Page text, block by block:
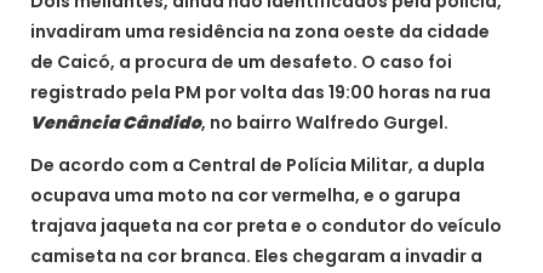
invadiram uma residência na zona oeste da cidade
de Caicó, a procura de um desafeto. O caso foi
registrado pela PM por volta das 19:00 horas na rua
Venância Cândido, no bairro Walfredo Gurgel.
De acordo com a Central de Polícia Militar, a dupla
ocupava uma moto na cor vermelha, e o garupa
trajava jaqueta na cor preta e o condutor do veículo
camiseta na cor branca. Eles chegaram a invadir a